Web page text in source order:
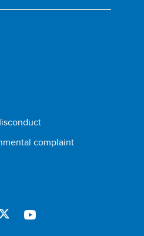
complaint